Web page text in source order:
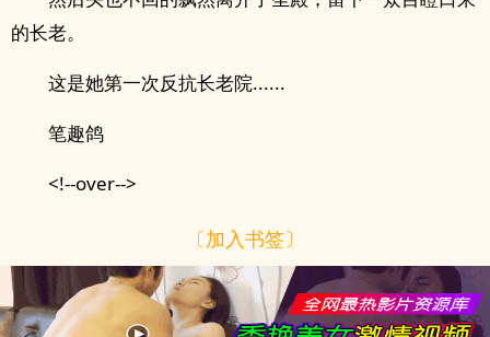
的长老。
这是她第一次反抗长老院......
笔趣鸽
<!--over-->
〔加入书签〕